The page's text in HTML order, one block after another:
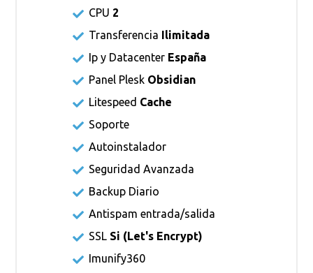
CPU 2
Transferencia Ilimitada
Ip y Datacenter España
Panel Plesk Obsidian
Litespeed Cache
Soporte
Autoinstalador
Seguridad Avanzada
Backup Diario
Antispam entrada/salida
SSL Si (Let's Encrypt)
Imunify360